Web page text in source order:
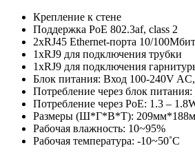
Крепление к стене
Поддержка PoE 802.3af, class 2
2хRJ45 Ethernet-порта 10/
1хRJ9 для подключения трубки
1хRJ9 для подключения
Блок питания: Вход 100-240V
Потребление через блок
Потребление через PoE: 1.3 –
Размеры (Ш*Г*В*Т):
Рабочая влажность: 10~95%
Рабочая температура: -10~50˚C